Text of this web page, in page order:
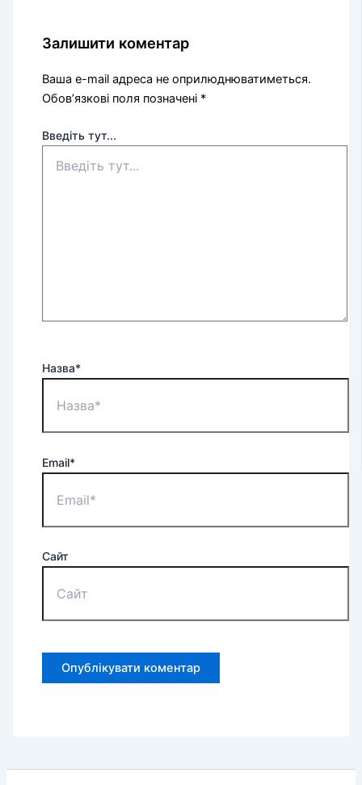
Залишити коментар
Ваша e-mail адреса не оприлюднюватиметься.
Обов’язкові поля позначені *
Введіть тут...
Назва*
Email*
Сайт